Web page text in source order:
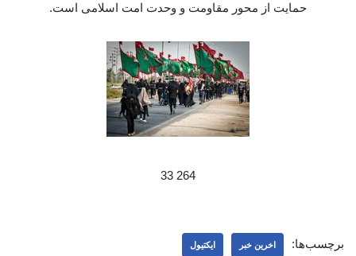
حمایت از محور مقاومت و وحدت امت اسلامی است.
264 33
برچسب‌ها: اخرین خبر ایکتیول